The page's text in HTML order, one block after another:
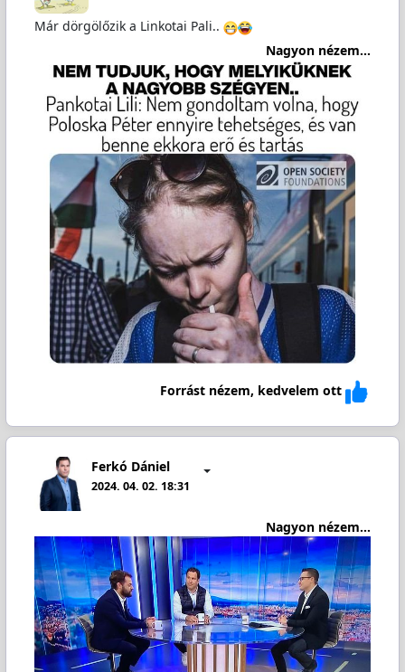
Már dörgölőzik a Linkotai Pali..
Nagyon nézem...
Forrást nézem, kedvelem ott
Ferkó Dániel
2024. 04. 02. 18:31
Nagyon nézem...